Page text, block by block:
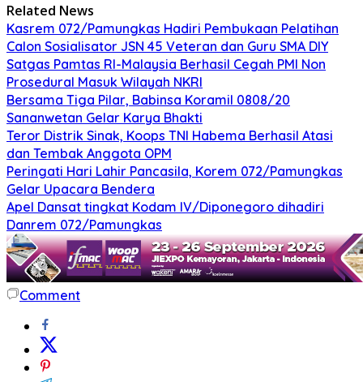
Related News
Kasrem 072/Pamungkas Hadiri Pembukaan Pelatihan
Calon Sosialisator JSN 45 Veteran dan Guru SMA DIY
Satgas Pamtas RI-Malaysia Berhasil Cegah PMI Non
Prosedural Masuk Wilayah NKRI
Bersama Tiga Pilar, Babinsa Koramil 0808/20
Sananwetan Gelar Karya Bhakti
Teror Distrik Sinak, Koops TNI Habema Berhasil Atasi
dan Tembak Anggota OPM
Peringati Hari Lahir Pancasila, Korem 072/Pamungkas
Gelar Upacara Bendera
Apel Dansat tingkat Kodam lV/Diponegoro dihadiri
Danrem 072/Pamungkas
Comment